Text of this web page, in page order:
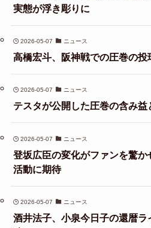
実態が浮き彫りに
2026-05-07 ニュース
高橋宏斗、阪神戦での圧巻の投
2026-05-07 ニュース
テスタが公開した圧巻の含み
2026-05-07 ニュース
登坂広臣の変化がファンを驚
活動に期待
2026-05-07 ニュース
酒井法子、小泉今日子の還暦